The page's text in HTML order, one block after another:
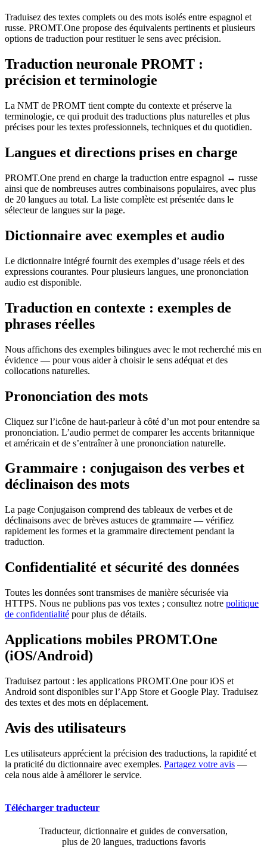
Traduisez des textes complets ou des mots isolés entre espagnol et
russe. PROMT.One propose des équivalents pertinents et plusieurs
options de traduction pour restituer le sens avec précision.
Traduction neuronale PROMT :
précision et terminologie
La NMT de PROMT tient compte du contexte et préserve la
terminologie, ce qui produit des traductions plus naturelles et plus
précises pour les textes professionnels, techniques et du quotidien.
Langues et directions prises en charge
PROMT.One prend en charge la traduction entre espagnol ↔ russe
ainsi que de nombreuses autres combinaisons populaires, avec plus
de 20 langues au total. La liste complète est présentée dans le
sélecteur de langues sur la page.
Dictionnaire avec exemples et audio
Le dictionnaire intégré fournit des exemples d’usage réels et des
expressions courantes. Pour plusieurs langues, une prononciation
audio est disponible.
Traduction en contexte : exemples de
phrases réelles
Nous affichons des exemples bilingues avec le mot recherché mis en
évidence — pour vous aider à choisir le sens adéquat et des
collocations naturelles.
Prononciation des mots
Cliquez sur l’icône de haut-parleur à côté d’un mot pour entendre sa
prononciation. L’audio permet de comparer les accents britannique
et américain et de s’entraîner à une prononciation naturelle.
Grammaire : conjugaison des verbes et
déclinaison des mots
La page Conjugaison comprend des tableaux de verbes et de
déclinaisons avec de brèves astuces de grammaire — vérifiez
rapidement les formes et la grammaire directement pendant la
traduction.
Confidentialité et sécurité des données
Toutes les données sont transmises de manière sécurisée via
HTTPS. Nous ne publions pas vos textes ; consultez notre politique
de confidentialité pour plus de détails.
Applications mobiles PROMT.One
(iOS/Android)
Traduisez partout : les applications PROMT.One pour iOS et
Android sont disponibles sur l’App Store et Google Play. Traduisez
des textes et des mots en déplacement.
Avis des utilisateurs
Les utilisateurs apprécient la précision des traductions, la rapidité et
la praticité du dictionnaire avec exemples. Partagez votre avis —
cela nous aide à améliorer le service.
Télécharger traducteur
Traducteur, dictionnaire et guides de conversation,
plus de 20 langues, traductions favoris